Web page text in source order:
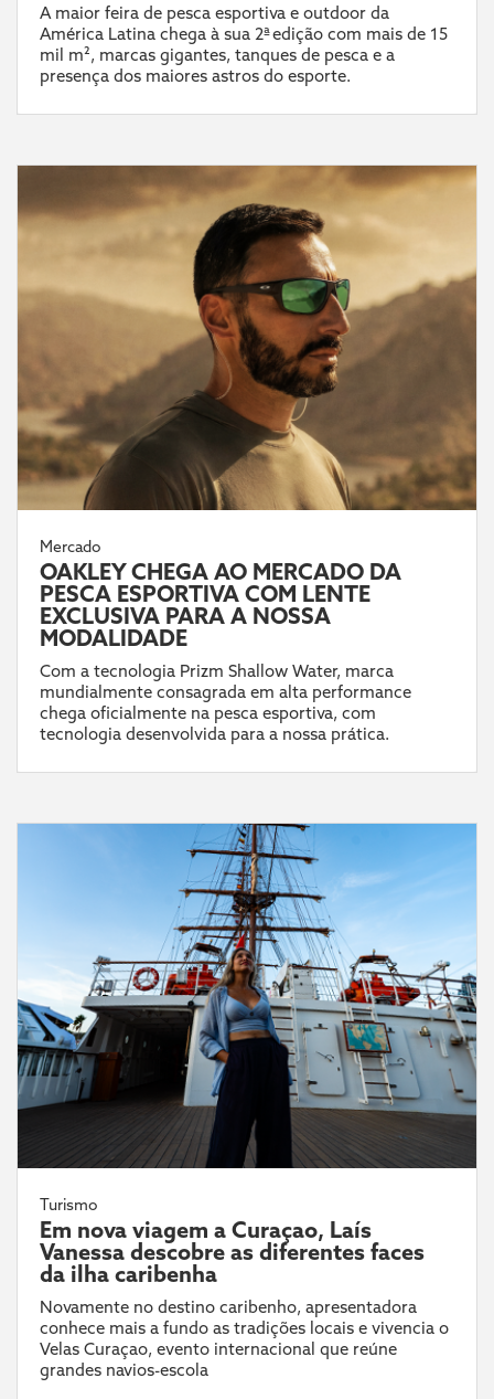
A maior feira de pesca esportiva e outdoor da
América Latina chega à sua 2ª edição com mais de 15
mil m², marcas gigantes, tanques de pesca e a
presença dos maiores astros do esporte.
Mercado
OAKLEY CHEGA AO MERCADO DA
PESCA ESPORTIVA COM LENTE
EXCLUSIVA PARA A NOSSA
MODALIDADE
Com a tecnologia Prizm Shallow Water, marca
mundialmente consagrada em alta performance
chega oficialmente na pesca esportiva, com
tecnologia desenvolvida para a nossa prática.
Turismo
Em nova viagem a Curaçao, Laís
Vanessa descobre as diferentes faces
da ilha caribenha
Novamente no destino caribenho, apresentadora
conhece mais a fundo as tradições locais e vivencia o
Velas Curaçao, evento internacional que reúne
grandes navios-escola